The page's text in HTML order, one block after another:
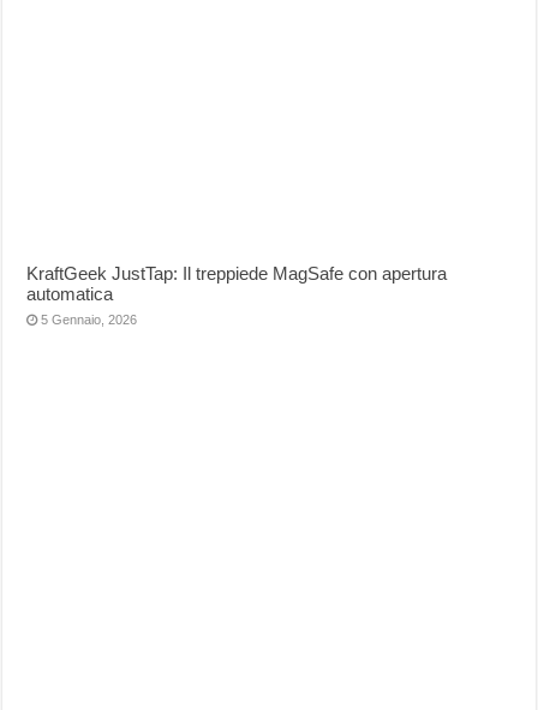
KraftGeek JustTap: Il treppiede MagSafe con apertura
automatica
5 Gennaio, 2026